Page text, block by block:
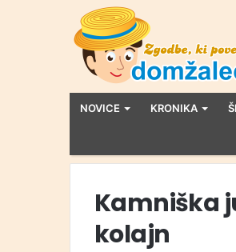
NOVICE KRONIKA
Kamniška
kolajn